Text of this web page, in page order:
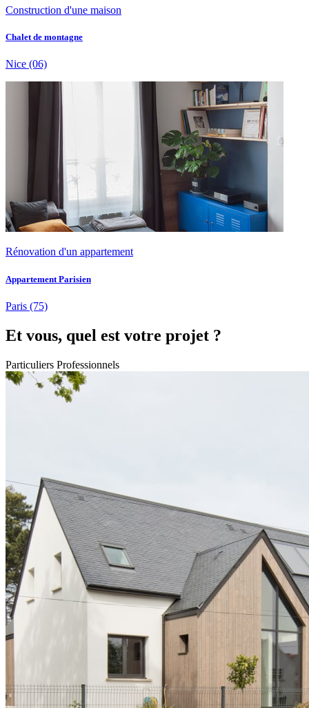
Construction d'une maison
Chalet de montagne
Nice (06)
Rénovation d'un appartement
Appartement Parisien
Paris (75)
Et vous, quel est votre projet ?
Particuliers Professionnels